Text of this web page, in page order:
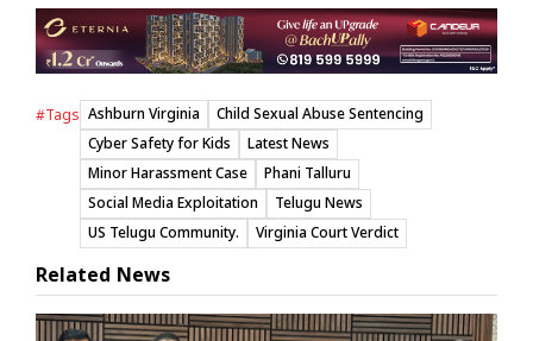
#Tags Ashburn Virginia
Child Sexual Abuse Sentencing
Cyber Safety for Kids
Latest News
Minor Harassment Case
Phani Talluru
Social Media Exploitation
Telugu News
US Telugu Community.
Virginia Court Verdict
Related News